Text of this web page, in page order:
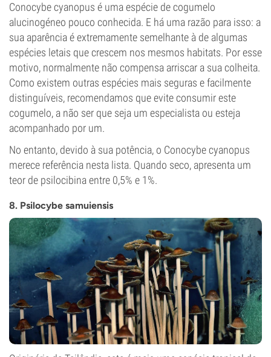
Conocybe cyanopus é uma espécie de cogumelo
alucinogéneo pouco conhecida. E há uma razão para isso: a
sua aparência é extremamente semelhante à de algumas
espécies letais que crescem nos mesmos habitats. Por esse
motivo, normalmente não compensa arriscar a sua colheita.
Como existem outras espécies mais seguras e facilmente
distinguíveis, recomendamos que evite consumir este
cogumelo, a não ser que seja um especialista ou esteja
acompanhado por um.
No entanto, devido à sua potência, o Conocybe cyanopus
merece referência nesta lista. Quando seco, apresenta um
teor de psilocibina entre 0,5% e 1%.
8. Psilocybe samuiensis